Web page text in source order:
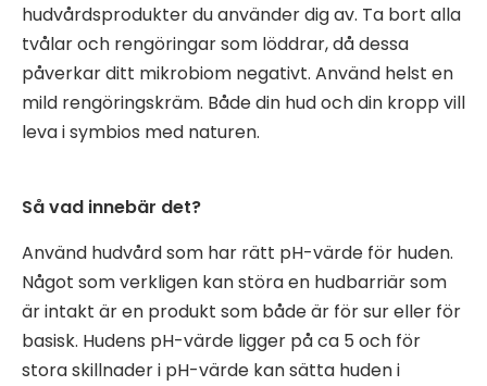
hudvårdsprodukter du använder dig av. Ta bort alla
tvålar och rengöringar som löddrar, då dessa
påverkar ditt mikrobiom negativt. Använd helst en
mild rengöringskräm. Både din hud och din kropp vill
leva i symbios med naturen.
Så vad innebär det?
Använd hudvård som har rätt pH-värde för huden.
Något som verkligen kan störa en hudbarriär som
är intakt är en produkt som både är för sur eller för
basisk. Hudens pH-värde ligger på ca 5 och för
stora skillnader i pH-värde kan sätta huden i